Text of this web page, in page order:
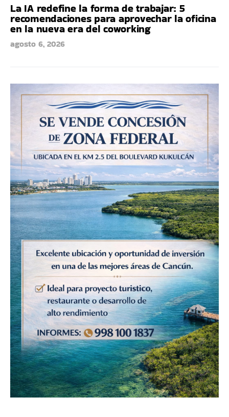
La IA redefine la forma de trabajar: 5
recomendaciones para aprovechar la oficina
en la nueva era del coworking
agosto 6, 2026